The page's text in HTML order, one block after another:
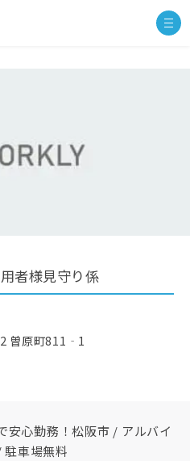
者様見守り係
曽原町811‐1
安心勤務！松阪市 / アルバイ
駐車場無料